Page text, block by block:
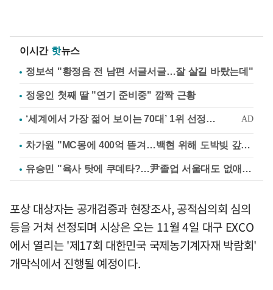
이시간 핫뉴스
정보석 "황정음 전 남편 서글서글…잘 살길 바랐는데"
정웅인 첫째 딸 "연기 준비중" 깜짝 근황
차가원 "MC몽에 400억 뜯겨…백현 위해 도박빚 갚아줘"
유승민 "육사 탓에 쿠데타?…尹졸업 서울대도 없애나"
포상 대상자는 공개검증과 현장조사, 공적심의회 심의
등을 거쳐 선정되며 시상은 오는 11월 4일 대구 EXCO
에서 열리는 '제17회 대한민국 국제농기계자재 박람회'
개막식에서 진행될 예정이다.